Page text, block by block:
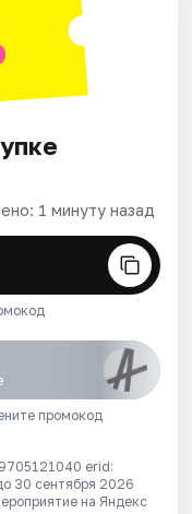
1 минуту назад
промокод
erid:
30 сентября 2026
на Яндекс